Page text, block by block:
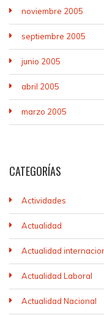
noviembre 2005
septiembre 2005
junio 2005
abril 2005
marzo 2005
CATEGORÍAS
Actividades
Actualidad
Actualidad
Actualidad Laboral
Actualidad Nacional